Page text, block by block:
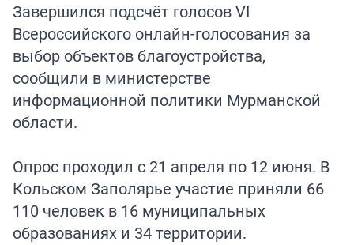
Завершился подсчёт голосов VI
Всероссийского онлайн-голосования за
выбор объектов благоустройства,
сообщили в министерстве
информационной политики Мурманской
области.
Опрос проходил с 21 апреля по 12 июня. В
Кольском Заполярье участие приняли 66
110 человек в 16 муниципальных
образованиях и 34 территории.